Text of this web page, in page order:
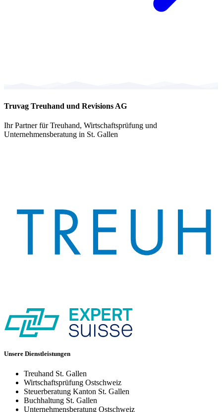
Truvag Treuhand und Revisions AG
Ihr Partner für Treuhand, Wirtschaftsprüfung und
Unternehmensberatung in St. Gallen
Unsere Dienstleistungen
Treuhand St. Gallen
Wirtschaftsprüfung Ostschweiz
Steuerberatung Kanton St. Gallen
Buchhaltung St. Gallen
Unternehmensberatung Ostschweiz